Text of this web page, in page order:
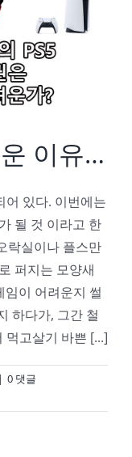
이유…
어 있다. 이번에는
될 것 이라고 한
락실이나 플스만
퍼지는 모양새
이 어려운지 썰
하다가, 그간 철
먹고살기 바쁜 [...]
| 0 댓글